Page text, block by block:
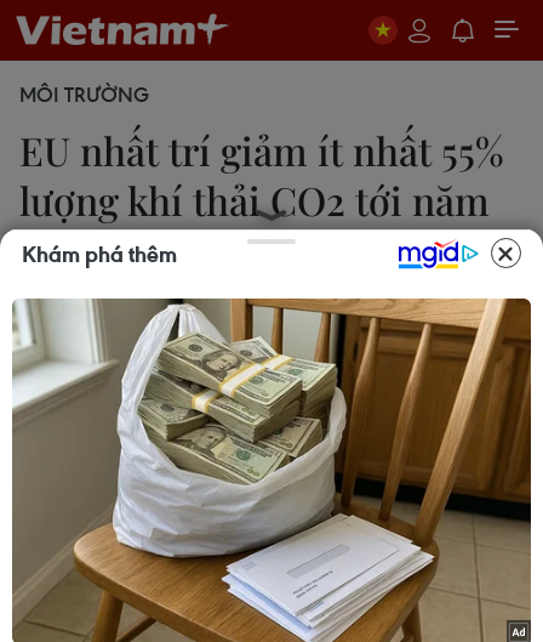
MÔI TRƯỜNG
EU nhất trí giảm ít nhất 55%
lượng khí thải CO2 tới năm
2030
Minh Châu
21/04/2021 08:05
Luật Khí hậu châu Âu tôn trọng cam kết của EU
nhằm đạt được trung hòa khí thải carbon đến năm
2050 và mục tiêu trung gian giảm lượng khí thải
ròng ít nhất 55% tới năm 2030 so với mức của
năm 1990.
Khám phá thêm